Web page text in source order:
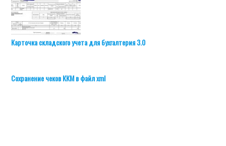
Карточка складского учета для бухгалтерия 3.0
Сохранение чеков ККМ в файл xml